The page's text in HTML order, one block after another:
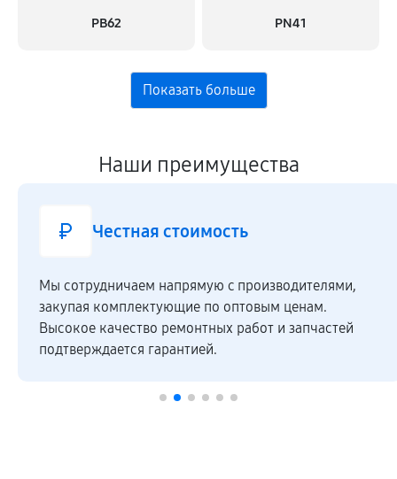
PB62 PN41
Наши преимущества
Честная стоимость
Мы сотрудничаем напрямую c производителями,
закупая комплектующие по оптовым ценам.
Высокое качество ремонтных работ и запчастей
подтверждается гарантией.